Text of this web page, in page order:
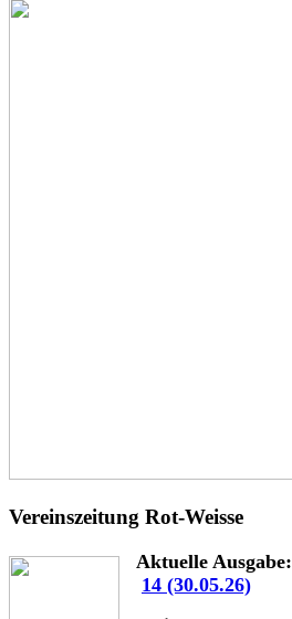
Vereinszeitung Rot-Weisse
Aktuelle Ausgabe:
14 (30.05.26)